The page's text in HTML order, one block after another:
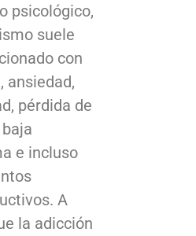
psicológico,
suele
con
ansiedad,
pérdida de
e incluso
A
la adicción